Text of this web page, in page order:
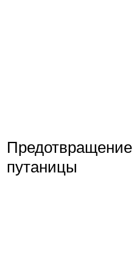
Предотвращение
путаницы